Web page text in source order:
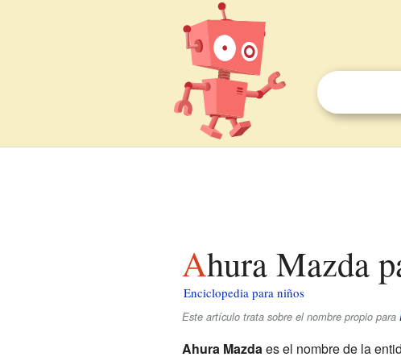
Ahura Mazda
Enciclopedia para niños
Este artículo trata sobre el nombre propio para
Ahura Mazdaes el nombre de la